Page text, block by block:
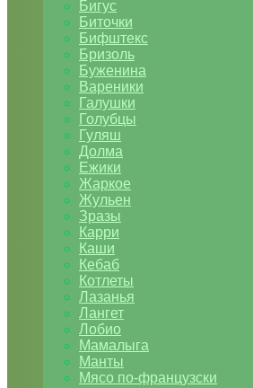
Бигус
Биточки
Бифштекс
Бризоль
Буженина
Вареники
Галушки
Голубцы
Гуляш
Долма
Ежики
Жаркое
Жульен
Зразы
Карри
Каши
Кебаб
Котлеты
Лазанья
Лангет
Лобио
Мамалыга
Манты
Мясо по-французски